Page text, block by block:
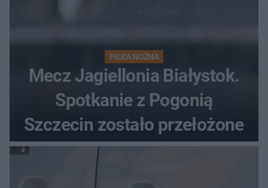
PIŁKA NOŻNA
Mecz Jagiellonia Białystok.
Spotkanie z Pogonią
Szczecin zostało przełożone